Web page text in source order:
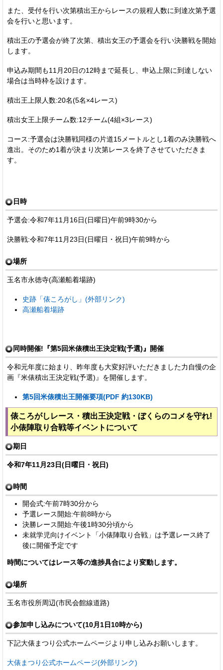
また、受付を行い次第積出王からレースの規程人数に到達次第予選
会を行いと思います。
積出王の予選会が終了次第、積出女王の予選会を行い決勝戦を開始
します。
申込み期間も11月20日の12時まで延長し、申込上限に到達しない
場合は当時枠を設けます。
積出王上限人数:20名(5名×4レース)
積出女王上限チーム数:12チーム(4組×3レース)
コース:予選会は決勝戦同様の片道15メートルとし1着のみ決勝戦へ
進出。そのため1着が決まり次第レースを終了させていただきま
す。
日時
予選会:令和7年11月16日(日曜日)午前9時30から
決勝戦:令和7年11月23日(日曜日・祝日)午前9時から
場所
玉名市永徳寺(高瀬船着場跡)
史跡「俵ころがし」(外部リンク)
高瀬船着場跡
同時開催!『第5回米俵積出王決定戦(予選)』開催
令和元年度に始まり、昨年度も大変好評いただきました力自慢の企
画『米俵積出王決定戦(予選)』を開催します。
第5回米俵積出王開催要項(PDF 約130KB)
俵ころがしレース・積出王決定戦・ぼくらのコメを守れ!
小俵陣取り合戦等イベントについて
期日
令和7年11月23日(日曜日・祝日)
時間
開会式:午前7時30分から
予選レース開始:午前8時から
決勝レース開始:午後1時30分頃から
未就学児向けイベント「小俵陣取り合戦」は予選レース終了
後に開催予定です
時間についてはレース等の進捗具合により変動します。
場所
玉名市役所周辺(市民会館線道路)
参加申し込みについて(10月1日10時から)
下記大俵まつり公式ホームページより申し込みお願いします。
大俵まつり公式ホームページ(外部リンク)